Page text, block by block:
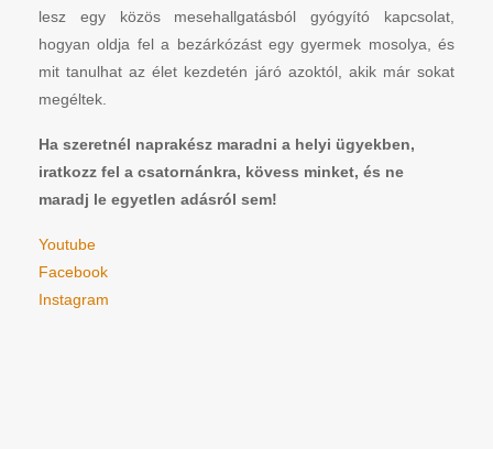
lesz egy közös mesehallgatásból gyógyító kapcsolat,
hogyan oldja fel a bezárkózást egy gyermek mosolya, és
mit tanulhat az élet kezdetén járó azoktól, akik már sokat
megéltek.
Ha szeretnél naprakész maradni a helyi ügyekben,
iratkozz fel a csatornánkra, kövess minket, és ne
maradj le egyetlen adásról sem!
Youtube
Facebook
Instagram